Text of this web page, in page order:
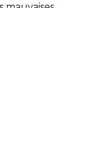
mauvaises
pour